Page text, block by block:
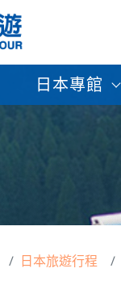
日本專館
日本旅遊行程